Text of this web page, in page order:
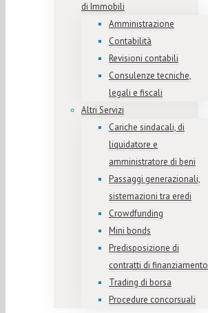
di Immobili
Amministrazione
Contabilità
Revisioni contabili
Consulenze tecniche,
legali e fiscali
Altri Servizi
Cariche sindacali, di
liquidatore e
amministratore di beni
Passaggi generazionali,
sistemazioni tra eredi
Crowdfunding
Mini bonds
Predisposizione di
contratti di finanziamento
Trading di borsa
Procedure concorsuali